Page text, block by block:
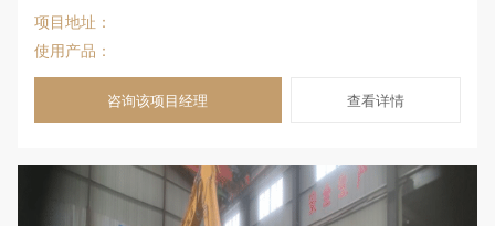
项目地址：
使用产品：
咨询该项目经理 查看详情